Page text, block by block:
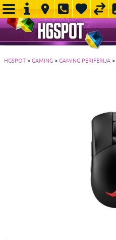
HGSPOT>GAMING>GAMING PERIFERIJA>